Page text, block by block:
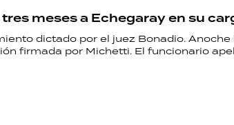
meses a Echegaray en su
dictado por el juez Bonadio. Anoche
firmada por Michetti. El funcionario